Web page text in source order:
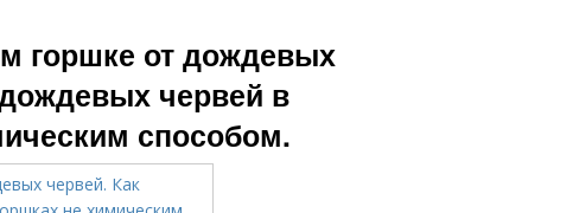
горшке от дождевых
червей в
способом.